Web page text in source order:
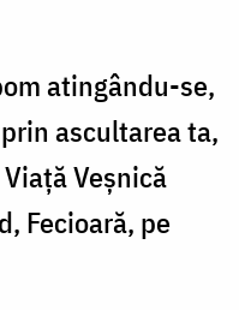
atingându-se,
ascultarea ta,
Veşnică
Fecioară, pe